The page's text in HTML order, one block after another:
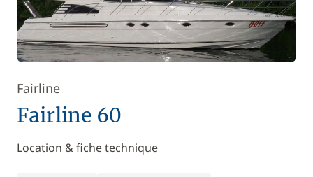
Fairline
Fairline 60
Location & fiche technique